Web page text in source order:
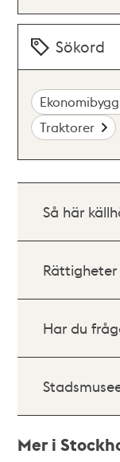
Sökord
Traktorer
Så här
Rättigheter
Har du
Mer i